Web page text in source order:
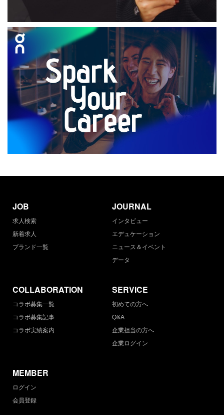
JOB
求人検索
新着求人
ブランド一覧
JOURNAL
インタビュー
エデュケーション
ニュース＆イベント
データ
COLLABORATION
コラボ募集一覧
コラボ募集記事
コラボ実績案内
SERVICE
初めての方へ
Q&A
企業担当の方へ
企業ログイン
MEMBER
ログイン
会員登録